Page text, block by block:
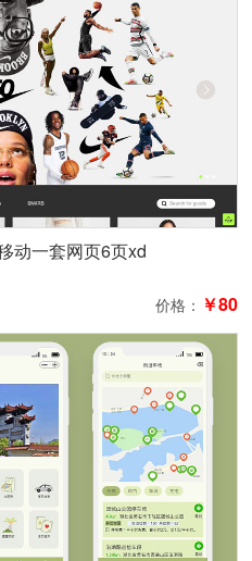
动一套网页6页xd
价格： ￥80